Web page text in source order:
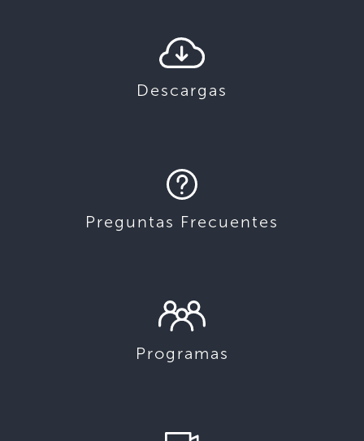
Descargas
Preguntas Frecuentes
Programas